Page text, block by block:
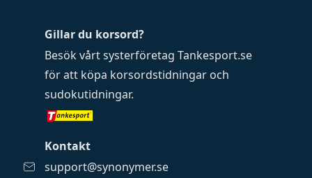
Gillar du korsord?
Besök vårt systerföretag Tankesport.se
för att köpa korsordstidningar och
sudokutidningar.
Kontakt
support@synonymer.se